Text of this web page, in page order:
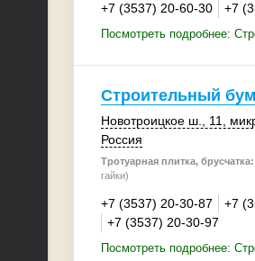
+7 (3537) 20-60-30 +7
Посмотреть подробнее:
Строительный бум
Новотроицкое ш., 11 ,
Россия
Тротуарная плитка, брусчатка:
гайки)
+7 (3537) 20-30-87
+7
+7 (3537) 20-30-97
Посмотреть подробнее: